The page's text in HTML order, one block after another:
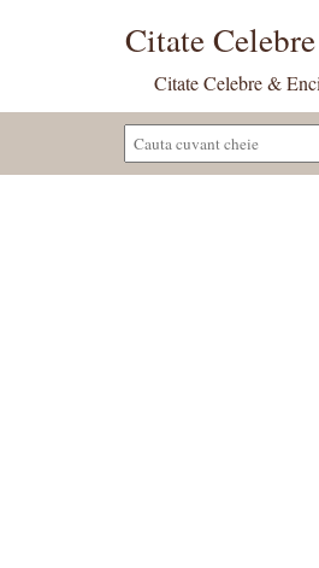
Citate
Citate Celebre &